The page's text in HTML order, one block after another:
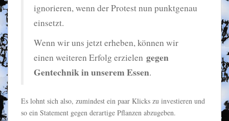
ignorieren, wenn der Protest nun punktgenau
einsetzt.
Wenn wir uns jetzt erheben, können wir
einen weiteren Erfolg erzielen gegen
Gentechnik in unserem Essen.
Es lohnt sich also, zumindest ein paar Klicks zu investieren und
so ein Statement gegen derartige Pflanzen abzugeben.